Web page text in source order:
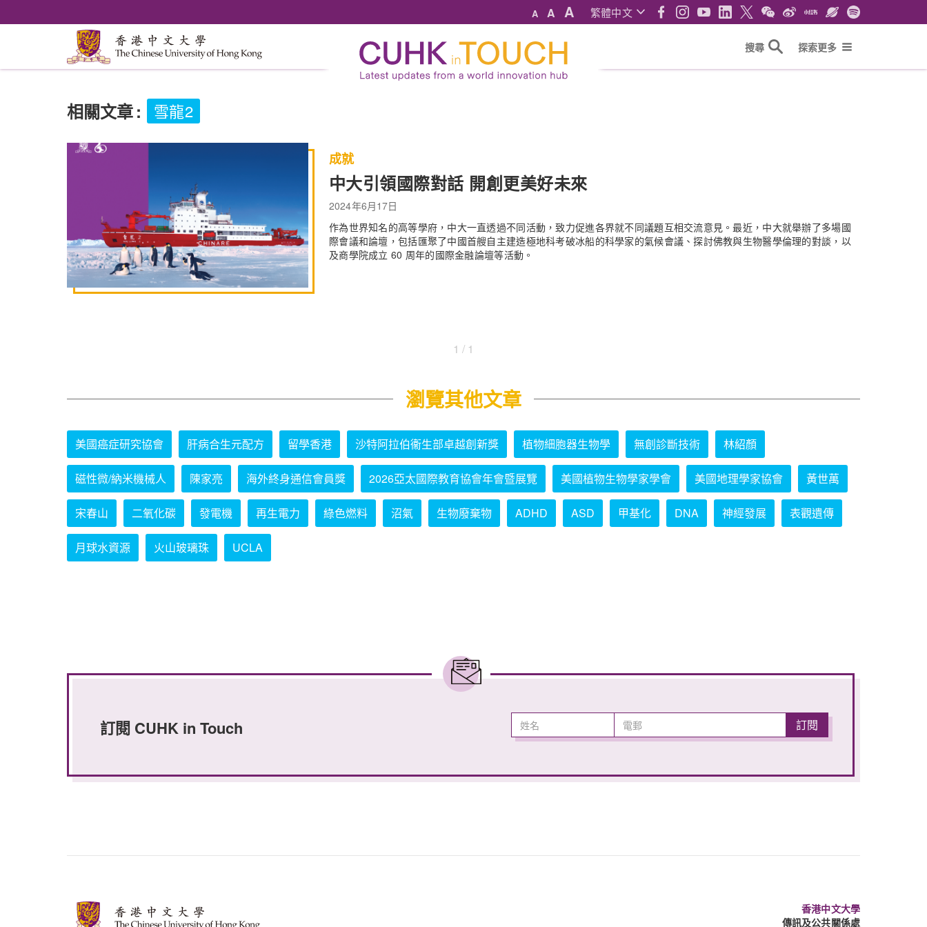
A A A 繁體中文
搜尋 探索更多
相關文章: 雪龍2
成就
中大引領國際對話 開創更美好未來
2024年6月17日
作為世界知名的高等學府，中大一直透過不同活動，致力促進各界就不同議題互相交流意見。最近，中大就舉辦了多場國
際會議和論壇，包括匯聚了中國首艘自主建造極地科考破冰船的科學家的氣候會議、探討佛教與生物醫學倫理的對談，以
及商學院成立 60 周年的國際金融論壇等活動。
1 / 1
瀏覽其他文章
美國癌症研究協會 肝病合生元配方 留學香港 沙特阿拉伯衞生部卓越創新獎 植物細胞器生物學 無創診斷技術 林紹顏
磁性微/納米機械人 陳家亮 海外終身通信會員獎 2026亞太國際教育協會年會暨展覽 美國植物生物學家學會 美國地理學家協會 黃世萬
宋春山 二氧化碳 發電機 再生電力 綠色燃料 沼氣 生物廢棄物 ADHD ASD 甲基化 DNA 神經發展 表觀遺傳
月球水資源 火山玻璃珠 UCLA
訂閱 CUHK in Touch
香港中文大學
傳訊及公共關係處